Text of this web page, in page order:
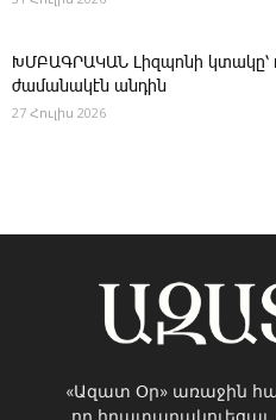
ԽՄԲԱԳՐԱԿԱՆ ­Լիզպոնի կտակը՝
ժամանակէն անդին
27 Հուլիս 2026
«Ազատ Օր» առաջին